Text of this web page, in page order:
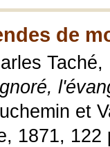
de
Taché,
et
1871, 122